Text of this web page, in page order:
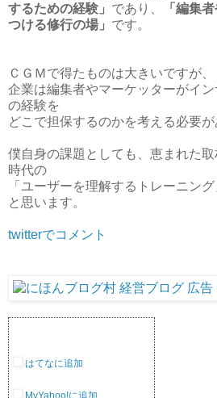
するための経験」 であり、
「編集
つける修行の場」 です。
ＣＧＭで得たものは大きいですが、
企業は編集者やマーケッターがイ
の経験を
どこで担保するのかを考える必要が
僕自身の課題としても、恵まれた
時代の
「ユーザーを理解するトレーニン
と思います。
twitterでコメント
はてなに追加
MyYahoo!に追加